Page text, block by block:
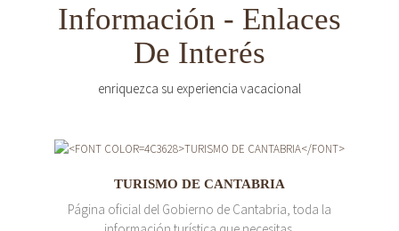
Información - Enlaces
De Interés
enriquezca su experiencia vacacional
TURISMO DE CANTABRIA
Página oficial del Gobierno de Cantabria, toda la